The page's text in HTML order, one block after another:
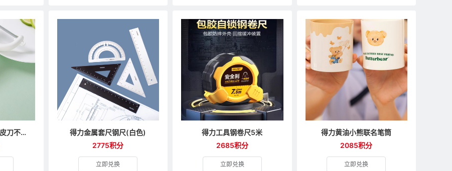
张小泉多功能水果削皮刀不锈钢刨皮刀
得力金属套尺钢尺(白色)
2775积分
立即兑换
得力工具钢卷尺5米
2685积分
立即兑换
得力黄油小熊联名笔筒
2085积分
立即兑换